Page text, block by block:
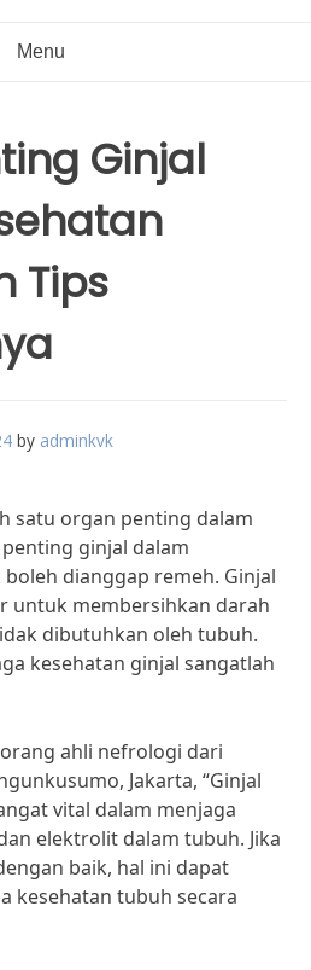
Menu
Ginjal
Tips
by adminkvk
satu organ penting dalam
ginjal dalam
dianggap remeh. Ginjal
untuk membersihkan darah
dibutuhkan oleh tubuh.
kesehatan ginjal sangatlah
ahli nefrologi dari
Jakarta, “Ginjal
vital dalam menjaga
elektrolit dalam tubuh. Jika
baik, hal ini dapat
kesehatan tubuh secara